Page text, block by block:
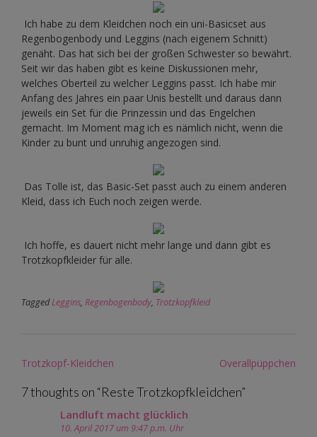
Ich habe zu dem Kleidchen noch ein uni-Basicset aus
Regenbogenbody und Leggins (nach eigenem Schnitt)
genäht. Das hat sich bei der großen Schwester so bewährt.
Seit wir das haben gibt es keine Diskussionen mehr,
welches Oberteil zu welcher Leggins passt. Ich habe mir
Anfang des Jahres ein paar Unis bestellt und daraus dann
jeweils ein Set für die Prinzessin und das Engelchen
gemacht. Im Moment mag ich es nämlich nicht, wenn die
Kinder zu bunt und unruhig angezogen sind.
Das Tolle ist, das Basic-Set passt auch zu einem anderen
Kleid, dass ich Euch noch zeigen werde.
Ich hoffe, es dauert nicht mehr lange und dann gibt es
Trotzkopfkleider für alle.
TaggedLeggins, Regenbogenbody, Trotzkopfkleid
Post
Trotzkopf-Kleidchen Overallpüppchen
7 thoughts on “Reste Trotzkopfkleidchen”
Landluft macht glücklich
10. April 2017 um 9:47 p.m. Uhr